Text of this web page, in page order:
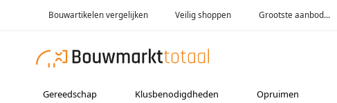
Bouwartikelen vergelijken Veilig shoppen Grootste aanbod...
Gereedschap Klusbenodigdheden Opruimen